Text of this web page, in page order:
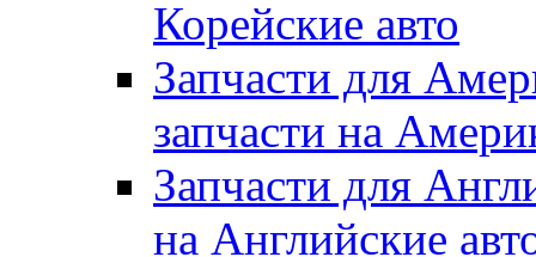
Корейские авто
Запчасти для
запчасти на
Запчасти для
на Английские